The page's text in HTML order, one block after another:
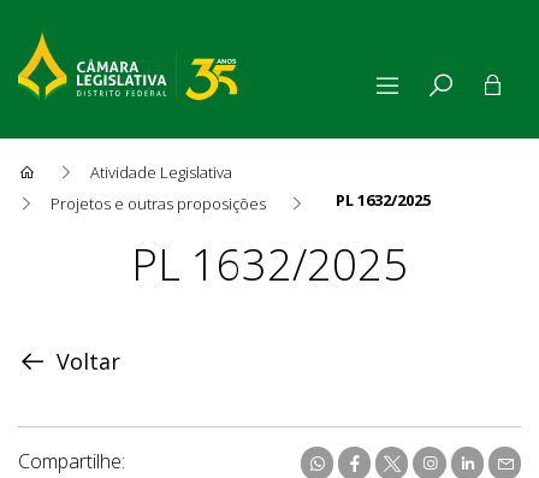
Atividade Legislativa
Projetos e outras proposições
PL 1632/2025
ProposiçãoPL 1632/2025
Voltar
Compartilhe: